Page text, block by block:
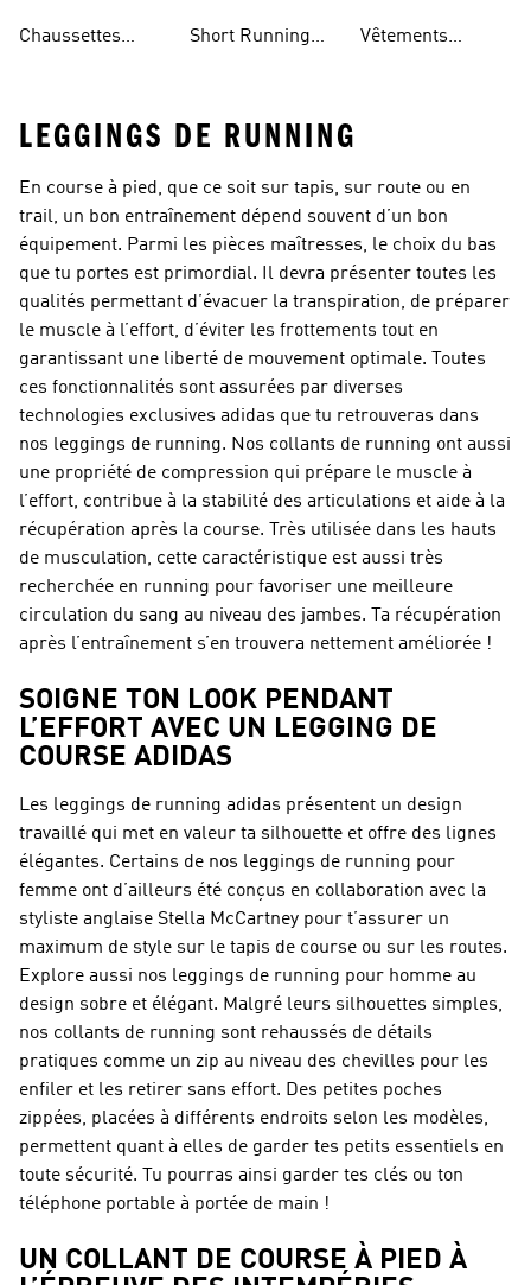
Chaussettes
Short Running
Vêtements
LEGGINGS DE RUNNING
En course à pied, que ce soit sur tapis, sur route ou en
trail, un bon entraînement dépend souvent d’un bon
équipement. Parmi les pièces maîtresses, le choix du bas
que tu portes est primordial. Il devra présenter toutes les
qualités permettant d’évacuer la transpiration, de préparer
le muscle à l’effort, d’éviter les frottements tout en
garantissant une liberté de mouvement optimale. Toutes
ces fonctionnalités sont assurées par diverses
technologies exclusives adidas que tu retrouveras dans
nos leggings de running. Nos collants de running ont aussi
une propriété de compression qui prépare le muscle à
l’effort, contribue à la stabilité des articulations et aide à la
récupération après la course. Très utilisée dans les hauts
de musculation, cette caractéristique est aussi très
recherchée en running pour favoriser une meilleure
circulation du sang au niveau des jambes. Ta récupération
après l’entraînement s’en trouvera nettement améliorée !
SOIGNE TON LOOK PENDANT
L’EFFORT AVEC UN LEGGING DE
COURSE ADIDAS
Les leggings de running adidas présentent un design
travaillé qui met en valeur ta silhouette et offre des lignes
élégantes. Certains de nos leggings de running pour
femme ont d’ailleurs été conçus en collaboration avec la
styliste anglaise Stella McCartney pour t’assurer un
maximum de style sur le tapis de course ou sur les routes.
Explore aussi nos leggings de running pour homme au
design sobre et élégant. Malgré leurs silhouettes simples,
nos collants de running sont rehaussés de détails
pratiques comme un zip au niveau des chevilles pour les
enfiler et les retirer sans effort. Des petites poches
zippées, placées à différents endroits selon les modèles,
permettent quant à elles de garder tes petits essentiels en
toute sécurité. Tu pourras ainsi garder tes clés ou ton
téléphone portable à portée de main !
UN COLLANT DE COURSE À PIED À